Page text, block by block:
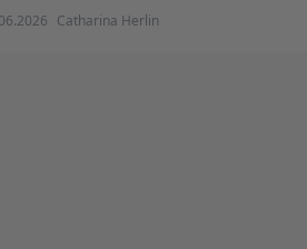
Catharina Herlin